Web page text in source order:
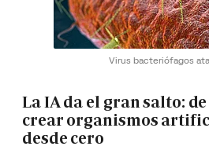
Virus bacteriófagos
La IA da el gran salto:
crear organismos
desde cero